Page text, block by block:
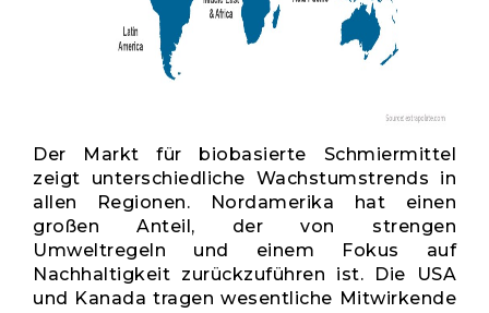
Der Markt für biobasierte Schmiermittel
zeigt unterschiedliche Wachstumstrends in
allen Regionen. Nordamerika hat einen
großen Anteil, der von strengen
Umweltregeln und einem Fokus auf
Nachhaltigkeit zurückzuführen ist. Die USA
und Kanada tragen wesentliche Mitwirkende